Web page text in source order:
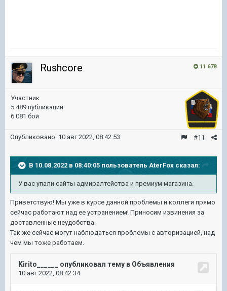
11 678
Rushcore
Участник
5 489 публикаций
6 081 бой
#11
Опубликовано: 10 авг 2022, 08:42:53
В 10.08.2022 в 08:40:05 пользователь AterFox сказал:
У вас упали сайты адмиралтейства и премиум магазина.
Приветствую! Мы уже в курсе данной проблемы и коллеги прямо
сейчас работают над ее устранением! Приносим извинения за
доставленные неудобства.
Так же сейчас могут наблюдаться проблемы с авторизацией, над
чем мы тоже работаем.